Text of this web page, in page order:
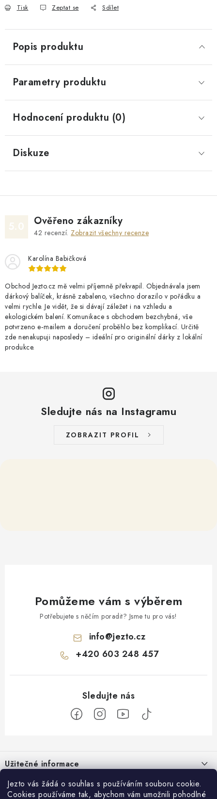
Jezto vás žádá o souhlas s používáním souboru cookie.
Cookies používáme tak, abychom vám umožnili pohodlné
Tisk Zeptat se Sdílet
Popis produktu
Parametry produktu
Hodnocení produktu (0)
Diskuze
Ověřeno zákazníky
42 recenzí. Zobrazit všechny recenze
Karolína Babičková
Obchod Jezto.cz mě velmi příjemně překvapil. Objednávala jsem
dárkový balíček, krásně zabaleno, všechno dorazilo v pořádku a
velmi rychle. Je vidět, že si dávají záležet i na vzhledu a
ekologickém balení. Komunikace s obchodem bezchybná, vše
potvrzeno e‑mailem a doručení proběhlo bez komplikací. Určitě
zde nenakupuji naposledy – ideální pro originální dárky z lokální
produkce.
Sledujte nás na Instagramu
ZOBRAZIT PROFIL
Pomůžeme vám s výběrem
Potřebujete s něčím poradit? Jsme tu pro vás!
info@jezto.cz
+420 603 248 457
pUžitečné informace
O nás
Zákaznický servis